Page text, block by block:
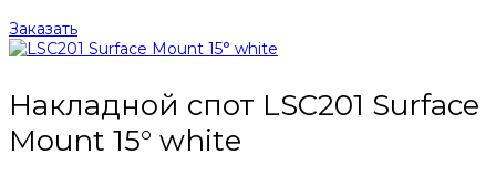
Заказать
Накладной спот LSC201 Surface
Mount 15° white